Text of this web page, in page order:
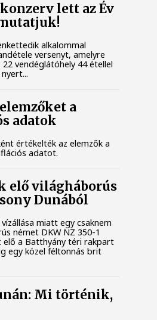
lett az Év
alkalommal
versenyt, amelyre
vendéglátóhely 44 étellel
a
adatok
értékelték az elemzők a
adatot.
elő világháborús
Dunából
miatt egy csaknem
német DKW NZ 350-1
a Batthyány téri rakpart
egy közel féltonnás brit
Mi történik,